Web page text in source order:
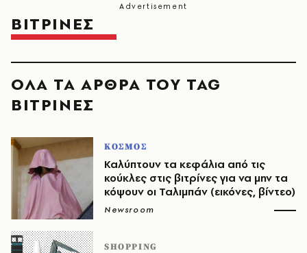
ΒΙΤΡΙΝΕΣ
ΟΛΑ ΤΑ ΑΡΘΡΑ ΤΟΥ TAG
ΒΙΤΡΙΝΕΣ
ΚΟΣΜΟΣ
Καλύπτουν τα κεφάλια από τις
κούκλες στις βιτρίνες για να μην τα
κόψουν οι Ταλιμπάν (εικόνες, βίντεο)
Newsroom
SHOPPING